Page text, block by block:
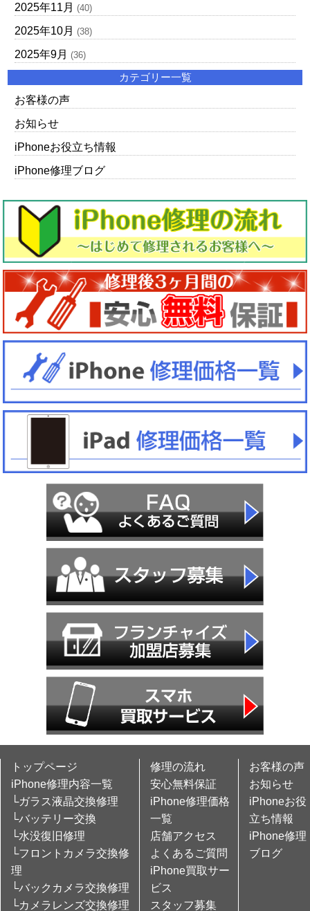
2025年11月 (40)
2025年10月 (38)
2025年9月 (36)
カテゴリー一覧
お客様の声
お知らせ
iPhoneお役立ち情報
iPhone修理ブログ
トップページ
iPhone修理内容一覧
└ガラス液晶交換修理
└バッテリー交換
└水没復旧修理
└フロントカメラ交換修
理
└バックカメラ交換修理
└カメラレンズ交換修理
修理の流れ
安心無料保証
iPhone修理価格
一覧
店舗アクセス
よくあるご質問
iPhone買取サー
ビス
スタッフ募集
お客様の声
お知らせ
iPhoneお役
立ち情報
iPhone修理
ブログ